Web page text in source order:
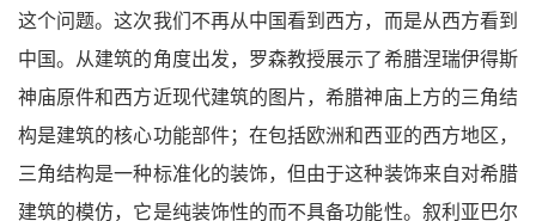
这个问题。这次我们不再从中国看到西方，而是从西方看到
中国。从建筑的角度出发，罗森教授展示了希腊涅瑞伊得斯
神庙原件和西方近现代建筑的图片，希腊神庙上方的三角结
构是建筑的核心功能部件；在包括欧洲和西亚的西方地区，
三角结构是一种标准化的装饰，但由于这种装饰来自对希腊
建筑的模仿，它是纯装饰性的而不具备功能性。叙利亚巴尔